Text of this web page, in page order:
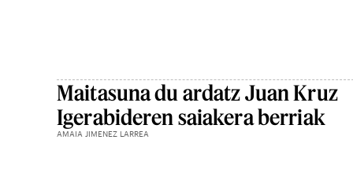
Maitasuna du ardatz Juan Kruz
Igerabideren saiakera berriak
AMAIA JIMENEZ LARREA